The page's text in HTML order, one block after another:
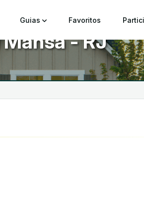
Guias Favoritos
- RJ